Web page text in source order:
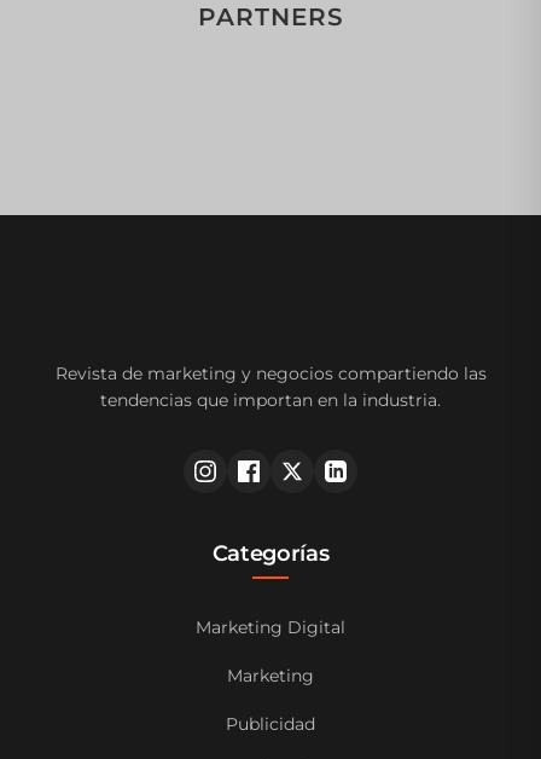
PARTNERS
Revista de marketing y negocios compartiendo las
tendencias que importan en la industria.
Categorías
Marketing Digital
Marketing
Publicidad